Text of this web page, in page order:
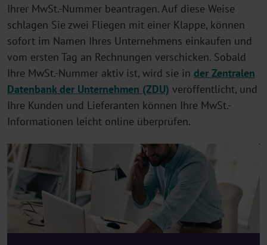
Ihrer MwSt.-Nummer beantragen. Auf diese Weise
schlagen Sie zwei Fliegen mit einer Klappe, können
sofort im Namen Ihres Unternehmens einkaufen und
vom ersten Tag an Rechnungen verschicken. Sobald
Ihre MwSt.-Nummer aktiv ist, wird sie in der Zentralen
Datenbank der Unternehmen (ZDU) veröffentlicht, und
Ihre Kunden und Lieferanten können Ihre MwSt.-
Informationen leicht online überprüfen.